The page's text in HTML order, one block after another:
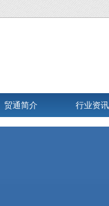
贸通简介 行业资讯